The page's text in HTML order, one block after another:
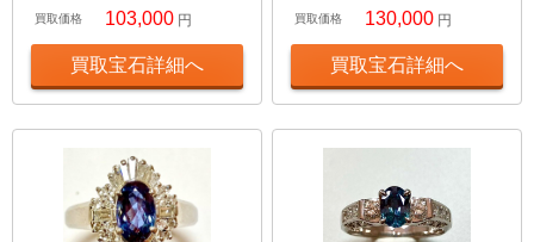
買取価格 103,000 円
買取宝石詳細へ
買取価格 130,000 円
買取宝石詳細へ